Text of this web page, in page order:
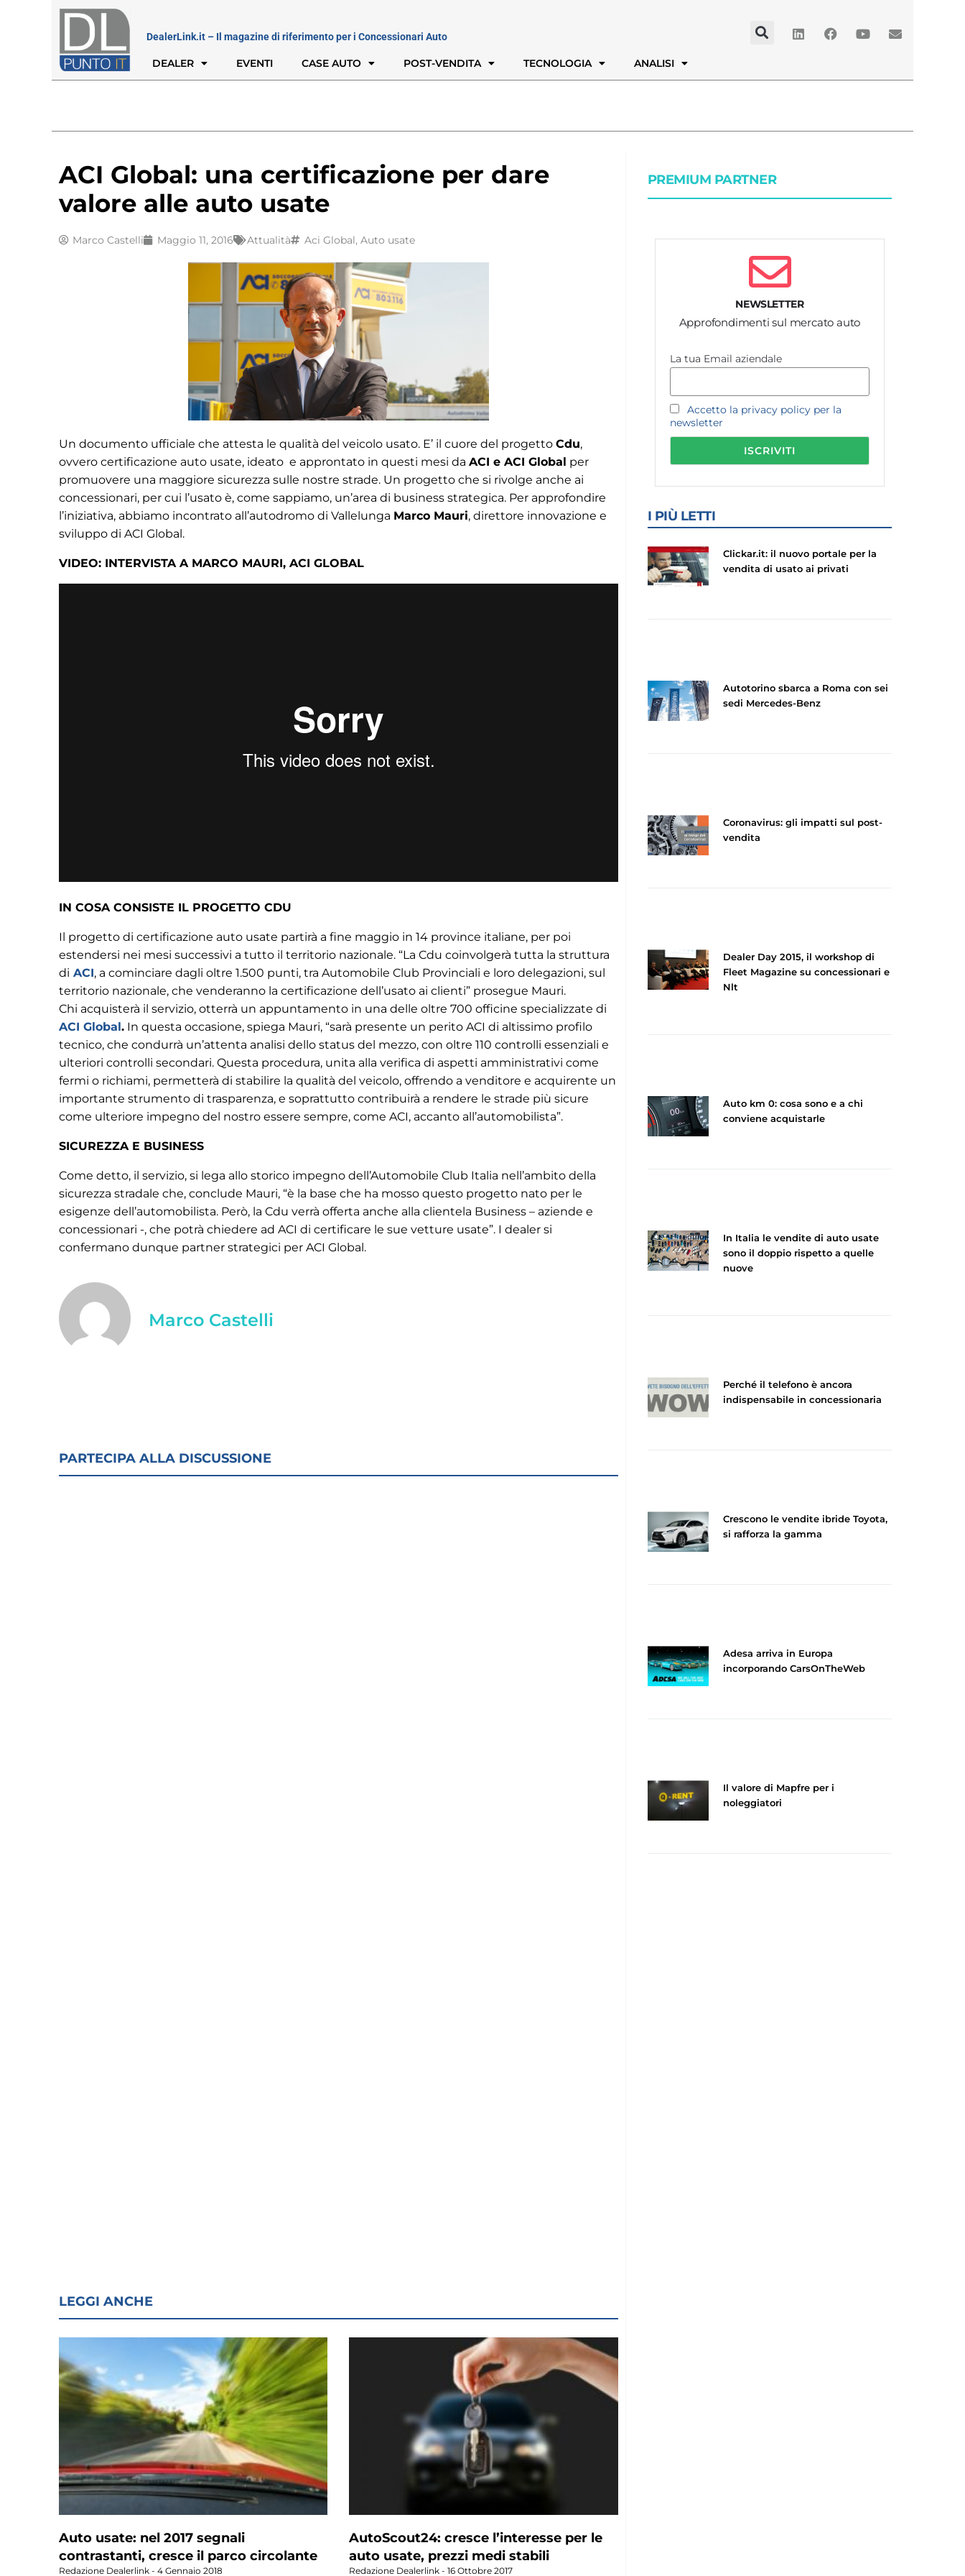
DealerLink.it – Il magazine di riferimento per i Concessionari Auto
DEALER EVENTI CASE AUTO POST-VENDITA TECNOLOGIA ANALISI
ACI Global: una certificazione per dare
valore alle auto usate
Marco Castelli Maggio 11, 2016 Attualità Aci Global, Auto usate
Un documento ufficiale che attesta le qualità del veicolo usato. E’ il cuore del progetto Cdu,
ovvero certificazione auto usate, ideato e approntato in questi mesi da ACI e ACI Global per
promuovere una maggiore sicurezza sulle nostre strade. Un progetto che si rivolge anche ai
concessionari, per cui l’usato è, come sappiamo, un’area di business strategica. Per approfondire
l’iniziativa, abbiamo incontrato all’autodromo di Vallelunga Marco Mauri, direttore innovazione e
sviluppo di ACI Global.
VIDEO: INTERVISTA A MARCO MAURI, ACI GLOBAL
IN COSA CONSISTE IL PROGETTO CDU
Il progetto di certificazione auto usate partirà a fine maggio in 14 province italiane, per poi
estendersi nei mesi successivi a tutto il territorio nazionale. “La Cdu coinvolgerà tutta la struttura
di ACI, a cominciare dagli oltre 1.500 punti, tra Automobile Club Provinciali e loro delegazioni, sul
territorio nazionale, che venderanno la certificazione dell’usato ai clienti” prosegue Mauri.
Chi acquisterà il servizio, otterrà un appuntamento in una delle oltre 700 officine specializzate di
ACI Global. In questa occasione, spiega Mauri, “sarà presente un perito ACI di altissimo profilo
tecnico, che condurrà un’attenta analisi dello status del mezzo, con oltre 110 controlli essenziali e
ulteriori controlli secondari. Questa procedura, unita alla verifica di aspetti amministrativi come
fermi o richiami, permetterà di stabilire la qualità del veicolo, offrendo a venditore e acquirente un
importante strumento di trasparenza, e soprattutto contribuirà a rendere le strade più sicure
come ulteriore impegno del nostro essere sempre, come ACI, accanto all’automobilista”.
SICUREZZA E BUSINESS
Come detto, il servizio, si lega allo storico impegno dell’Automobile Club Italia nell’ambito della
sicurezza stradale che, conclude Mauri, “è la base che ha mosso questo progetto nato per le
esigenze dell’automobilista. Però, la Cdu verrà offerta anche alla clientela Business – aziende e
concessionari -, che potrà chiedere ad ACI di certificare le sue vetture usate”. I dealer si
confermano dunque partner strategici per ACI Global.
Marco Castelli
PARTECIPA ALLA DISCUSSIONE
LEGGI ANCHE
Auto usate: nel 2017 segnali
contrastanti, cresce il parco circolante
Redazione Dealerlink 4 Gennaio 2018
AutoScout24: cresce l’interesse per le
auto usate, prezzi medi stabili
Redazione Dealerlink 16 Ottobre 2017
PREMIUM PARTNER
NEWSLETTER
Approfondimenti sul mercato auto
La tua Email aziendale
Accetto la privacy policy per la
newsletter
I PIÙ LETTI
Clickar.it: il nuovo portale per la
vendita di usato ai privati
Autotorino sbarca a Roma con sei
sedi Mercedes-Benz
Coronavirus: gli impatti sul post-
vendita
Dealer Day 2015, il workshop di
Fleet Magazine su concessionari e
Nlt
Auto km 0: cosa sono e a chi
conviene acquistarle
In Italia le vendite di auto usate
sono il doppio rispetto a quelle
nuove
Perché il telefono è ancora
indispensabile in concessionaria
Crescono le vendite ibride Toyota,
si rafforza la gamma
Adesa arriva in Europa
incorporando CarsOnTheWeb
Il valore di Mapfre per i
noleggiatori